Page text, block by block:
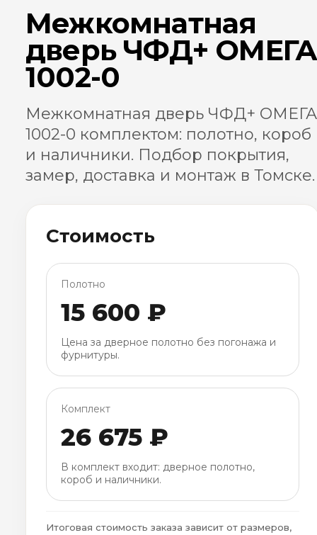
Межкомнатная
дверь ЧФД+ ОМЕГА
1002-0
Межкомнатная дверь ЧФД+ ОМЕГА
1002-0 комплектом: полотно, короб
и наличники. Подбор покрытия,
замер, доставка и монтаж в Томске.
Стоимость
Полотно
15 600 ₽
Цена за дверное полотно без погонажа и
фурнитуры.
Комплект
26 675 ₽
В комплект входит: дверное полотно,
короб и наличники.
Итоговая стоимость заказа зависит от размеров,